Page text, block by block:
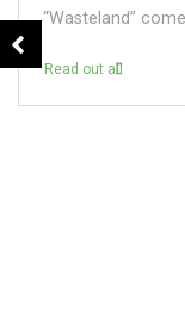
регионах
Read out all